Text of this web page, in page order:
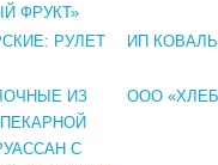
ФРУКТ»
РУЛЕТ
ИП
ИЗ
С
ООО